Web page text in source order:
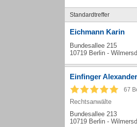
Standardtreffer
Eichmann Karin
Bundesallee 215
10719 Berlin -
Einfinger Alexander
67
Rechtsanwälte
Bundesallee 213
10719 Berlin -